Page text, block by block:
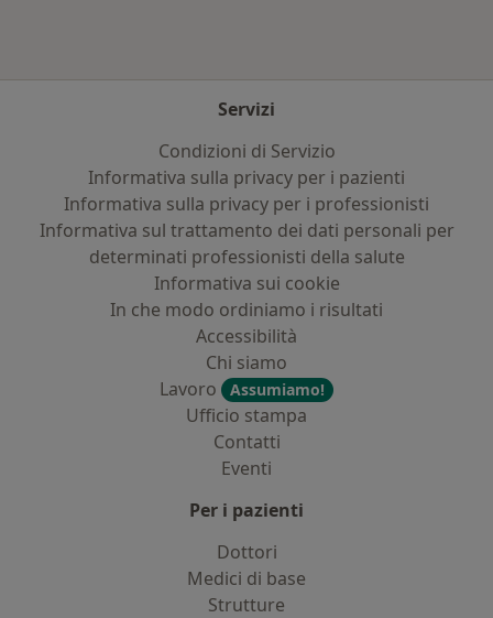
Servizi
Condizioni di Servizio
Informativa sulla privacy per i pazienti
Informativa sulla privacy per i professionisti
Informativa sul trattamento dei dati personali per
determinati professionisti della salute
Informativa sui cookie
In che modo ordiniamo i risultati
Accessibilità
Chi siamo
Lavoro
Assumiamo!
Ufficio stampa
Contatti
Eventi
Per i pazienti
Dottori
Medici di base
Strutture